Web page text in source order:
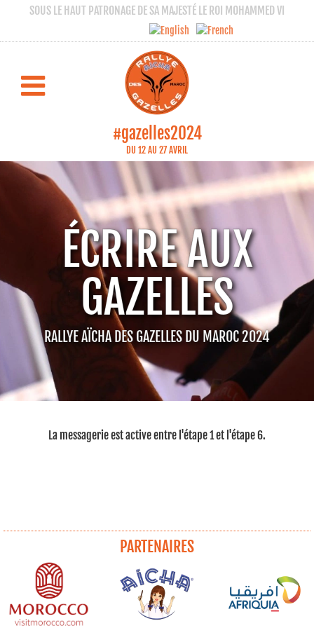
SOUS LE HAUT PATRONAGE DE SA MAJESTÉ LE ROI MOHAMMED VI
#gazelles2024
DU 12 AU 27 AVRIL
ÉCRIRE AUX
GAZELLES
RALLYE AÏCHA DES GAZELLES DU MAROC 2024
La messagerie est active entre l'étape 1 et l'étape 6.
PARTENAIRES